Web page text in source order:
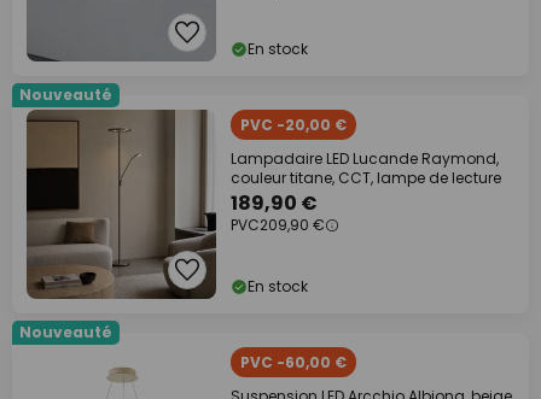
En stock
Nouveauté
PVC -20,00 €
Lampadaire LED Lucande Raymond,
couleur titane, CCT, lampe de lecture
189,90 €
PVC209,90 €
En stock
Nouveauté
PVC -60,00 €